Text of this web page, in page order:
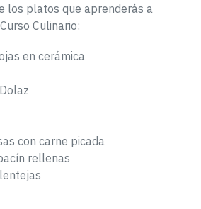
los platos que aprenderás a
Culinario:
en cerámica
con carne picada
rellenas